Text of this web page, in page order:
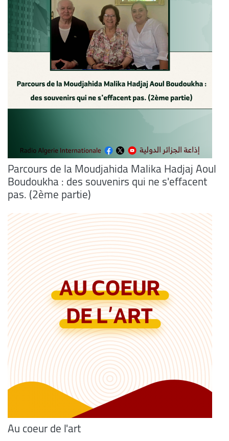
Parcours de la Moudjahida Malika Hadjaj Aoul
Boudoukha : des souvenirs qui ne s'effacent
pas. (2ème partie)
Au coeur de l'art